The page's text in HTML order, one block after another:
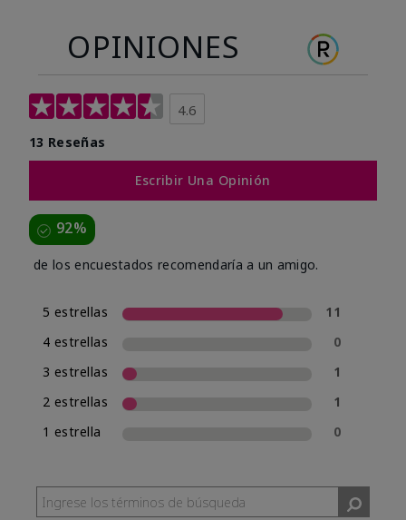
OPINIONES
4.6
13 Reseñas
Escribir Una Opinión
92%
de los encuestados recomendaría a un amigo.
5 estrellas
11
4 estrellas
0
3 estrellas
1
2 estrellas
1
1 estrella
0